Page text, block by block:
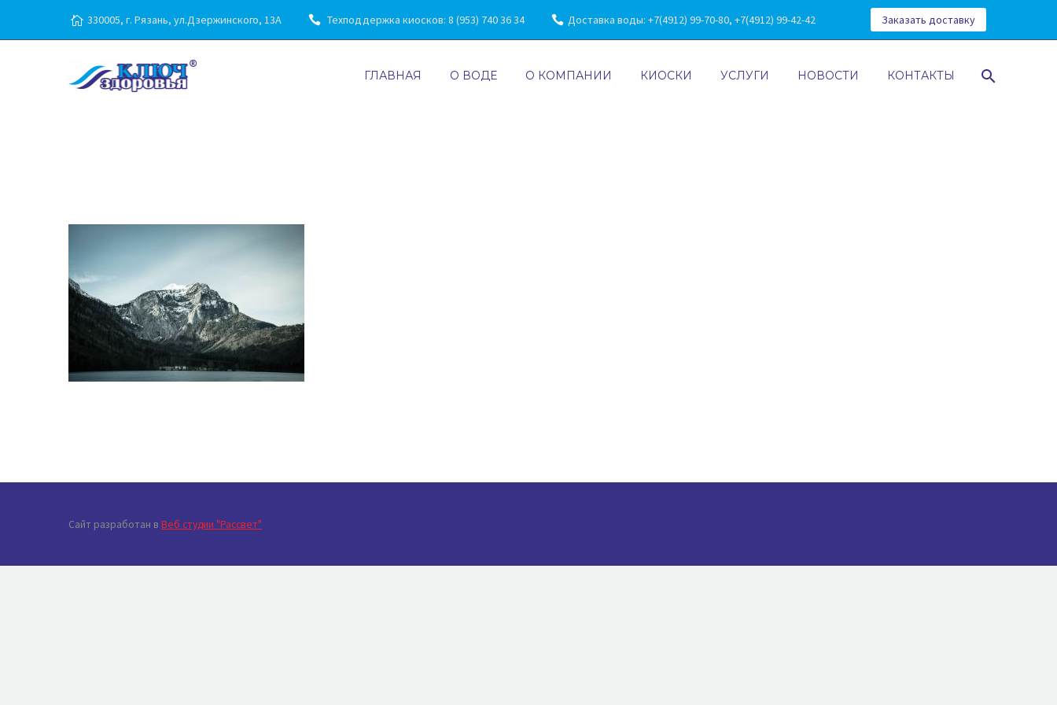
330005, г. Рязань, ул.Дзержинского, 13А Техподдержка киосков: 8 (953) 740 36 34 Доставка воды: +7(4912) 99-70-80, +7(4912) 99-42-42 Заказать доставку
ГЛАВНАЯ О ВОДЕ О КОМПАНИИ КИОСКИ УСЛУГИ НОВОСТИ КОНТАКТЫ
Сайт разработан в Веб студии "Рассвет"